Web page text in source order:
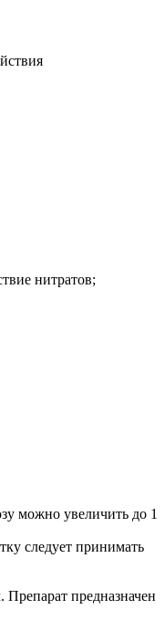
нитратов;
можно увеличить до 1
следует принимать
предназначен